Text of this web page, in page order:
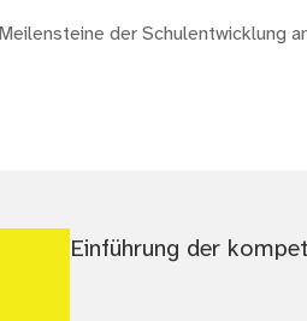
Meilensteine der Schulentwicklung
Einführung der